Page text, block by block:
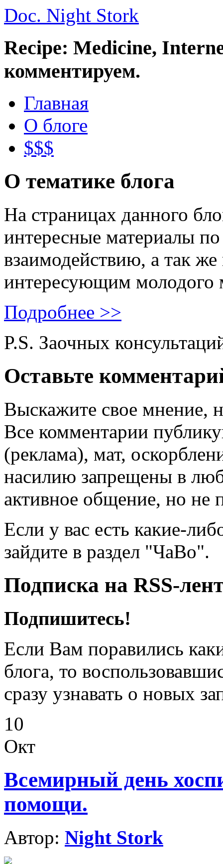
Doc. Night Stork
Recipe: Medicine,
комментируем.
Главная
О блоге
$$$
О тематике блога
На страницах данного
интересные материалы
взаимодействию, а так
интересующим молодого
Подробнее >>
P.S. Заочных
Оставьте
Выскажите свое мнение,
Все комментарии
(реклама), мат,
насилию запрещены в
активное общение, но не
Если у вас есть какие-
зайдите в раздел "ЧаВо".
Подписка на RSS-
Подпишитесь!
Если Вам поравились
блога, то
сразу узнавать о новых
10
Окт
Всемирный день
помощи.
Автор: Night Stork